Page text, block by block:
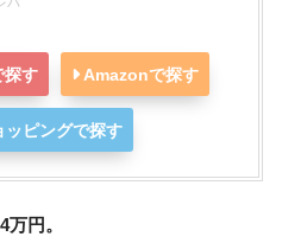
探す Amazonで探す
ピングで探す
円。